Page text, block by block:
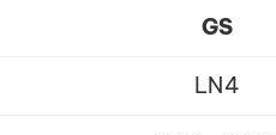
GS
LN4